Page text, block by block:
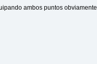
ambos puntos obviamente